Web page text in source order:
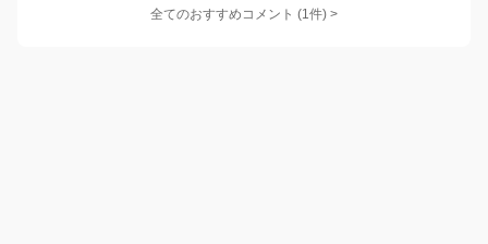
全てのおすすめコメント (1件) >